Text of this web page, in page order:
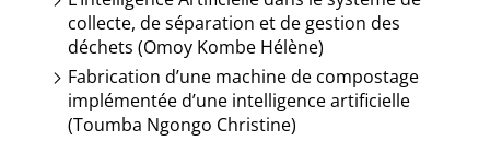
collecte, de séparation et de gestion des
déchets (Omoy Kombe Hélène)
Fabrication d’une machine de compostage
implémentée d’une intelligence artificielle
(Toumba Ngongo Christine)